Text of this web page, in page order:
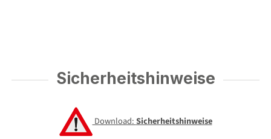
Sicherheitshinweise
Download:Sicherheitshinweise